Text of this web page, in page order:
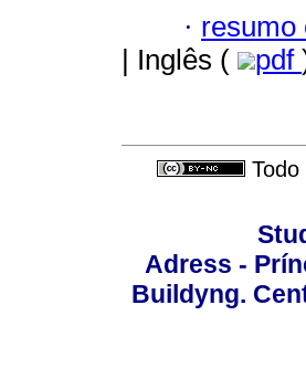
· resumo
| Inglês (
pdf
Adress -
Buildyng.